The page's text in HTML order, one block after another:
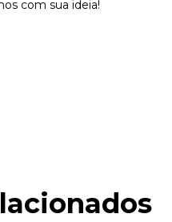
com sua ideia!